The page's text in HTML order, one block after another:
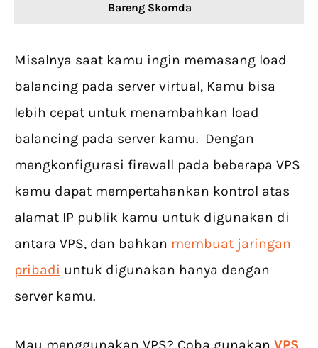
Bareng Skomda
Misalnya saat kamu ingin memasang load
balancing pada server virtual, Kamu bisa
lebih cepat untuk menambahkan load
balancing pada server kamu. Dengan
mengkonfigurasi firewall pada beberapa VPS
kamu dapat mempertahankan kontrol atas
alamat IP publik kamu untuk digunakan di
antara VPS, dan bahkan membuat jaringan
pribadi untuk digunakan hanya dengan
server kamu.